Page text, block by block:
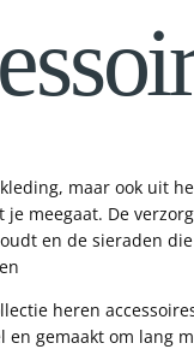
maar ook uit
meegaat. De
en de sieraden
heren
gemaakt om lang